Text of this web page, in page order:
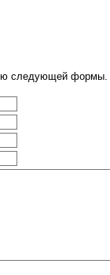
следующей формы.